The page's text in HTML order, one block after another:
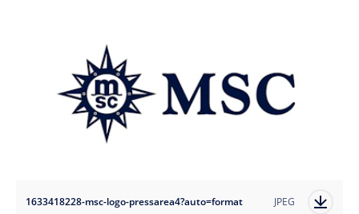
1633418228-msc-logo-pressarea4?auto=format JPEG